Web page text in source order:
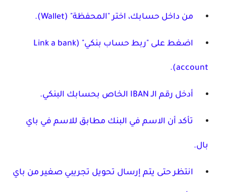
من داخل حسابك، اختر "المحفظة" (Wallet).
اضغط على "ربط حساب بنكي" (Link a bank
account).
أدخل رقم الـ IBAN الخاص بحسابك البنكي.
تأكد أن الاسم في البنك مطابق للاسم في باي
بال.
انتظر حتى يتم إرسال تحويل تجريبي صغير من باي